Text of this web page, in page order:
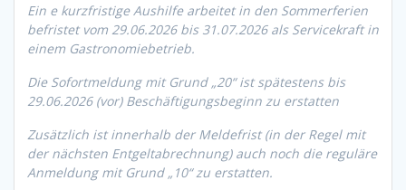
Ein e kurzfristige Aushilfe arbeitet in den Sommerferien
befristet vom 29.06.2026 bis 31.07.2026 als Servicekraft in
einem Gastronomiebetrieb.
Die Sofortmeldung mit Grund „20“ ist spätestens bis
29.06.2026 (vor) Beschäftigungsbeginn zu erstatten
Zusätzlich ist innerhalb der Meldefrist (in der Regel mit
der nächsten Entgeltabrechnung) auch noch die reguläre
Anmeldung mit Grund „10“ zu erstatten.